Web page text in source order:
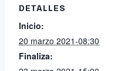
DETALLES
Inicio:
20 marzo 2021-08:30
Finaliza: